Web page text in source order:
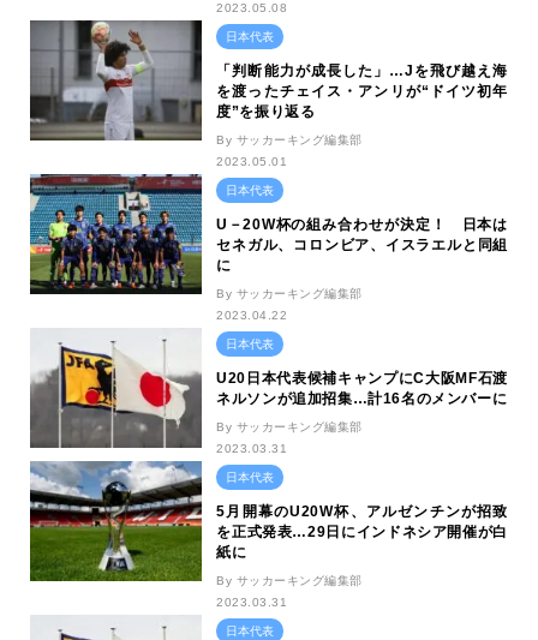
2023.05.08
日本代表
「判断能力が成長した」…Jを飛び越え海
を渡ったチェイス・アンリが“ドイツ初年
度”を振り返る
By サッカーキング編集部
2023.05.01
日本代表
U－20W杯の組み合わせが決定！ 日本は
セネガル、コロンビア、イスラエルと同組
に
By サッカーキング編集部
2023.04.22
日本代表
U20日本代表候補キャンプにC大阪MF石渡
ネルソンが追加招集…計16名のメンバーに
By サッカーキング編集部
2023.03.31
日本代表
5月開幕のU20W杯、アルゼンチンが招致
を正式発表…29日にインドネシア開催が白
紙に
By サッカーキング編集部
2023.03.31
日本代表